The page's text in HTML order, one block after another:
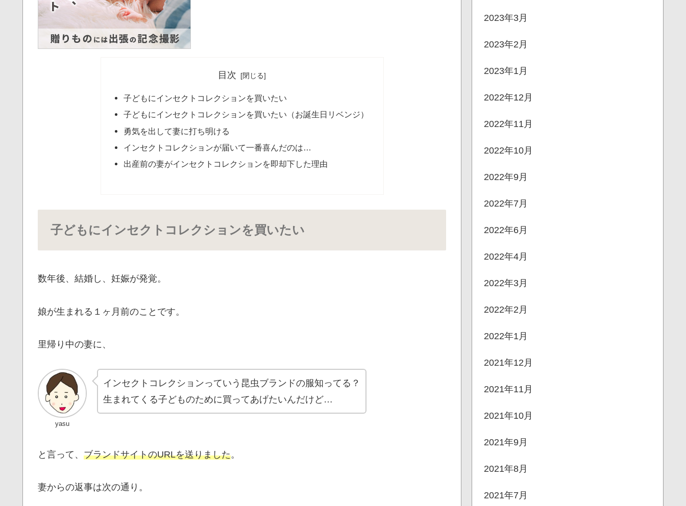
目次
子どもにインセクトコレクションを買いたい
子どもにインセクトコレクションを買いたい（お誕生日リベンジ）
勇気を出して妻に打ち明ける
インセクトコレクションが届いて一番喜んだのは…
出産前の妻がインセクトコレクションを即却下した理由
子どもにインセクトコレクションを買いたい
数年後、結婚し、妊娠が発覚。
娘が生まれる１ヶ月前のことです。
里帰り中の妻に、
yasu
インセクトコレクションっていう昆虫ブランドの服知ってる？
生まれてくる子どものために買ってあげたいんだけど…
と言って、 ブランドサイトのURLを送りました。
妻からの返事は次の通り。
2023年3月
2023年2月
2023年1月
2022年12月
2022年11月
2022年10月
2022年9月
2022年7月
2022年6月
2022年4月
2022年3月
2022年2月
2022年1月
2021年12月
2021年11月
2021年10月
2021年9月
2021年8月
2021年7月